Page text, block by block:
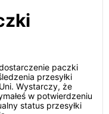
paczki
przesyłki
Wystarczy, że
w potwierdzeniu
status przesyłki